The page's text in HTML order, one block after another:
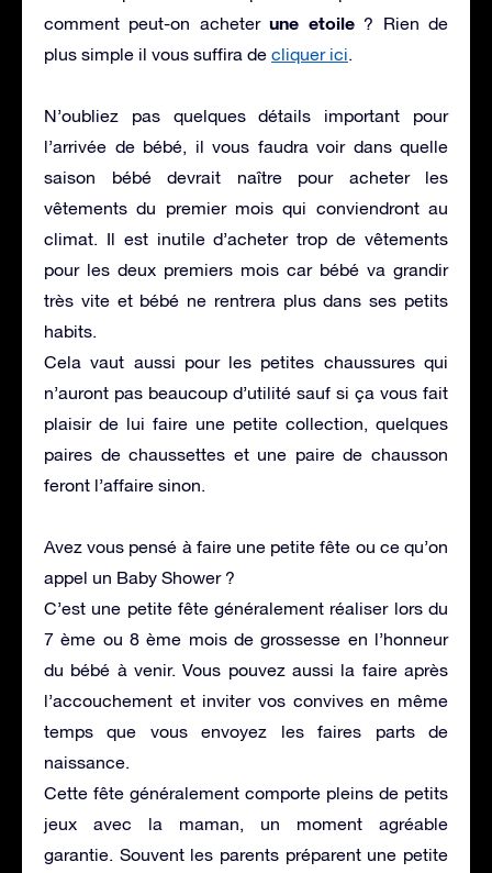
comment peut-on acheterune etoile ? Rien de
plus simple il vous suffira de cliquer ici.
N’oubliez pas quelques détails important pour
l’arrivée de bébé, il vous faudra voir dans quelle
saison bébé devrait naître pour acheter les
vêtements du premier mois qui conviendront au
climat. Il est inutile d’acheter trop de vêtements
pour les deux premiers mois car bébé va grandir
très vite et bébé ne rentrera plus dans ses petits
habits.
Cela vaut aussi pour les petites chaussures qui
n’auront pas beaucoup d’utilité sauf si ça vous fait
plaisir de lui faire une petite collection, quelques
paires de chaussettes et une paire de chausson
feront l’affaire sinon.
Avez vous pensé à faire une petite fête ou ce qu’on
appel un Baby Shower ?
C’est une petite fête généralement réaliser lors du
7 ème ou 8 ème mois de grossesse en l’honneur
du bébé à venir. Vous pouvez aussi la faire après
l’accouchement et inviter vos convives en même
temps que vous envoyez les faires parts de
naissance.
Cette fête généralement comporte pleins de petits
jeux avec la maman, un moment agréable
garantie. Souvent les parents préparent une petite